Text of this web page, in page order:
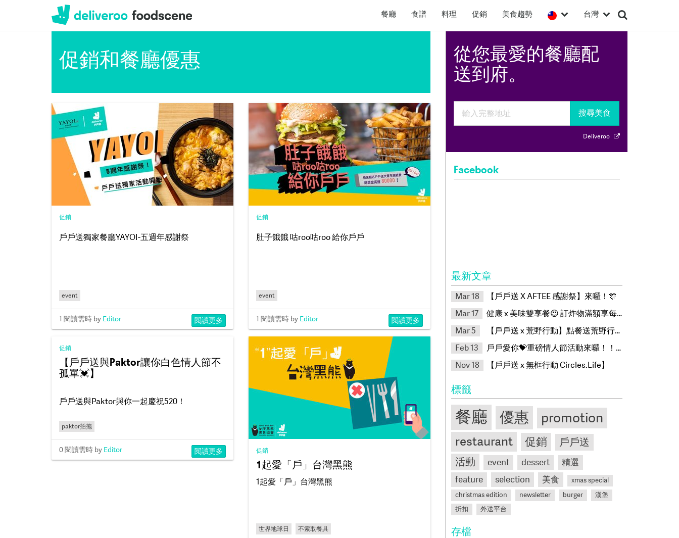
Deliveroo
餐廳 食譜 料理 促銷 美食趨勢 台灣
促銷和餐廳優惠
促銷
戶戶送獨家餐廳YAYOI-五週年感謝祭
event
1 閱讀需時 by Editor 閱讀更多
促銷
肚子餓餓 咕roo咕roo 給你戶戶
event
1 閱讀需時 by Editor 閱讀更多
促銷
【戶戶送與Paktor讓你白色情人節不
孤單💓】
戶戶送與Paktor與你一起慶祝520！
paktor拍拖
0 閱讀需時 by Editor 閱讀更多 促銷
1起愛「戶」台灣黑熊
1起愛「戶」台灣黑熊
世界地球日 不索取餐具
從您最愛的餐廳配
送到府。
搜尋美食
Deliveroo
Facebook
最新文章
Mar 18
【戶戶送 X AFTEE 感謝祭】來囉！🎊
Mar 17
健康 x 美味雙享餐😍 訂炸物滿額享每朝双纖綠茶🎉
Mar 5
【戶戶送 x 荒野行動】點餐送荒野行動限量虛寶卡
Feb 13
戶戶愛你💝重磅情人節活動來囉！！！
Nov 18
【戶戶送 x 無框行動 Circles.Life】
標籤
餐廳 優惠 promotion
restaurant 促銷
戶戶送
活動
event dessert
精選
feature
selection 美食
xmas special
christmas edition
newsletter burger
漢堡
折扣
外送平台
存檔